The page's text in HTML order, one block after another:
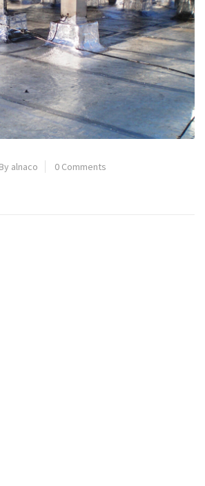
By alnaco 0 Comments